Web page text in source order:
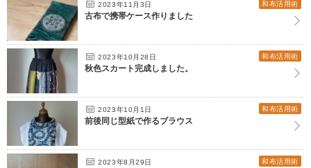
2023年11月3日 和布活用術
古布で携帯ケース作りました
2023年10月28日 和布活用術
秋色スカート完成しました。
2023年10月1日 和布活用術
前後同じ型紙で作るブラウス
2023年8月29日 和布活用術